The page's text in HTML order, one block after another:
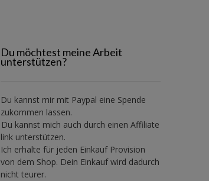
Du möchtest meine Arbeit
unterstützen?
Du kannst mir mit Paypal eine Spende
zukommen lassen.
Du kannst mich auch durch einen Affiliate
link unterstützen.
Ich erhalte für jeden Einkauf Provision
von dem Shop. Dein Einkauf wird dadurch
nicht teurer.